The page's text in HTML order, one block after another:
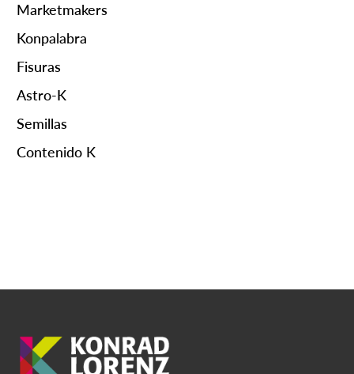
Marketmakers
Konpalabra
Fisuras
Astro-K
Semillas
Contenido K